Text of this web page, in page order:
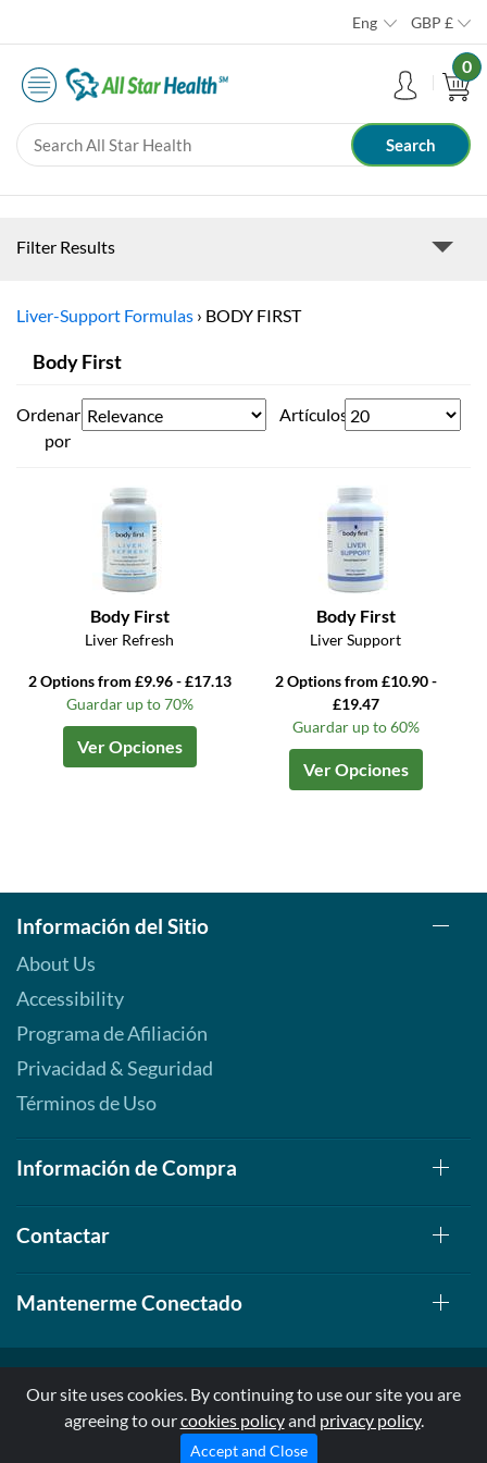
Eng GBP £
0
Filter Results
Liver-Support Formulas › BODY FIRST
Body First
Ordenar
por
Artículos
Body First
Liver Refresh
2 Options from £9.96 - £17.13
Guardar up to 70%
Ver Opciones
Body First
Liver Support
2 Options from £10.90 -
£19.47
Guardar up to 60%
Ver Opciones
Información del Sitio
About Us
Accessibility
Programa de Afiliación
Privacidad & Seguridad
Términos de Uso
Información de Compra
Contactar
Mantenerme Conectado
© 1999-2026, AllStarHealth.com | All Rights Reserved
* Estas declaraciones no han sido evaluadas por la FDA
Our site uses cookies. By continuing to use our site you are
agreeing to ourcookies policyand privacy policy.
Accept and Close